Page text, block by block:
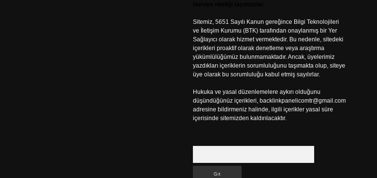
Sitemiz, 5651 Sayılı Kanun gereğince Bilgi Teknolojileri
ve İletişim Kurumu (BTK) tarafından onaylanmış bir Yer
Sağlayıcı olarak hizmet vermektedir. Bu nedenle, sitedeki
içerikleri proaktif olarak denetleme veya araştırma
yükümlülüğümüz bulunmamaktadır. Ancak, üyelerimiz
yazdıkları içeriklerin sorumluluğunu taşımakta olup, siteye
üye olarak bu sorumluluğu kabul etmiş sayılırlar.
Hukuka ve yasal düzenlemelere aykırı olduğunu
düşündüğünüz içerikleri, backlinkpanelicomtr@gmail.com
adresine bildirmeniz halinde, ilgili içerikler yasal süre
içerisinde sitemizden kaldırılacaktır.